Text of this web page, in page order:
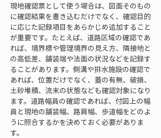
現地確認票として使う場合は、図面そのもの
に確認結果を書き込むだけでなく、確認目的
に応じた記録項目をあらかじめ追加すること
が重要です。たとえば、道路区域の確認であ
れば、境界標や管理境界の見え方、隣接地と
の高低差、舗装端や法面の状況などを記録す
ることがあります。側溝や排水施設の確認で
あれば、位置だけでなく、蓋の有無、破損、
土砂堆積、流末の状態なども確認対象になり
ます。道路幅員の確認であれば、付図上の幅
員と現地の舗装幅、路肩幅、歩道幅をどのよ
うに照合するかを決めておく必要がありま
す。